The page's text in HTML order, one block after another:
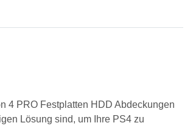
4 PRO Festplatten HDD Abdeckungen
Lösung sind, um Ihre PS4 zu